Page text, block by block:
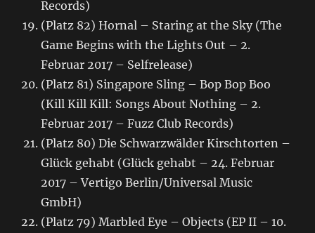
Records)
(Platz 82) Hornal – Staring at the Sky (The
Game Begins with the Lights Out – 2.
Februar 2017 – Selfrelease)
(Platz 81) Singapore Sling – Bop Bop Boo
(Kill Kill Kill: Songs About Nothing – 2.
Februar 2017 – Fuzz Club Records)
(Platz 80) Die Schwarzwälder Kirschtorten –
Glück gehabt (Glück gehabt – 24. Februar
2017 – Vertigo Berlin/Universal Music
GmbH)
(Platz 79) Marbled Eye – Objects (EP II – 10.